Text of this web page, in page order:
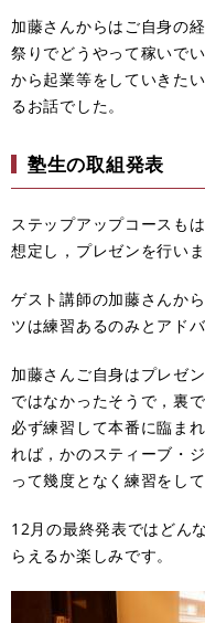
加藤さんからはご自身の
祭りでどうやって稼いで
から起業等をしていきた
るお話でした。
塾生の取組発表
ステップアップコースも
想定し，プレゼンを行いま
ゲスト講師の加藤さんか
ツは練習あるのみとアド
加藤さんご自身はプレゼ
ではなかったそうで，裏
必ず練習して本番に臨ま
れば，かのスティーブ・
って幾度となく練習をして
12月の最終発表ではどん
らえるか楽しみです。